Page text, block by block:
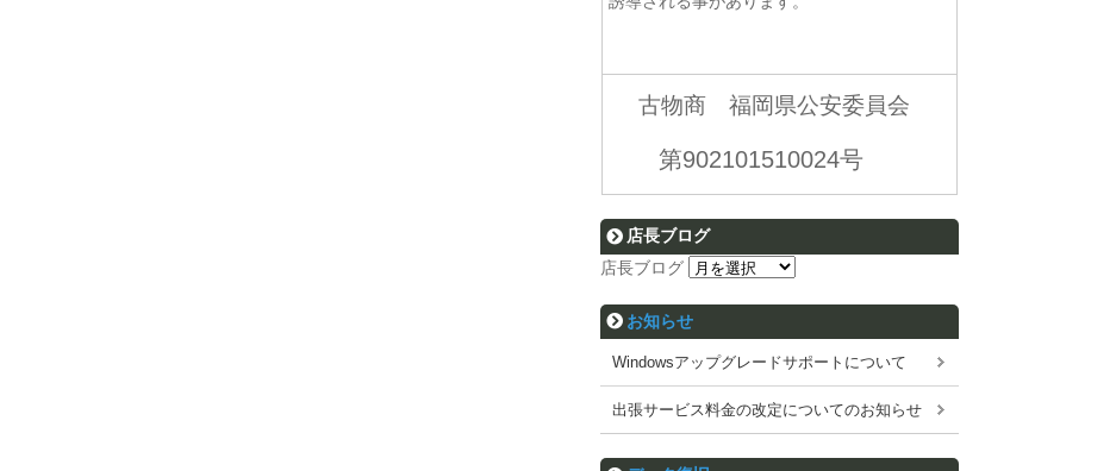
古物商 福岡県公安委員会
第902101510024号
店長ブログ
店長ブログ
お知らせ
Windowsアップグレードサポートについて
出張サービス料金の改定についてのお知らせ